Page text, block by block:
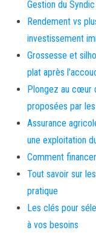
Gestion du
Rendement vs
investissement
Grossesse et
plat après
Plongez au cœur
proposées par
Assurance
une exploitation
Comment
Tout savoir sur
pratique
Les clés pour
à vos besoins